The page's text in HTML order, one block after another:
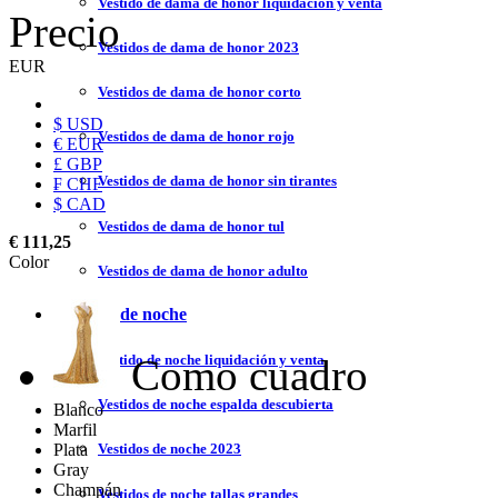
Vestidos de dama de honor 2023
Vestidos de dama de honor corto
Vestidos de dama de honor rojo
Vestidos de dama de honor sin tirantes
Vestidos de dama de honor tul
Vestidos de dama de honor adulto
Vestidos de noche
Vestido de noche liquidación y venta
Vestidos de noche espalda descubierta
Vestidos de noche 2023
Vestidos de noche tallas grandes
Precio
EUR
$ USD
€ EUR
£ GBP
₣ CHF
$ CAD
€ 111,25
Color
Como cuadro
Blanco
Marfil
Plata
Gray
Champán